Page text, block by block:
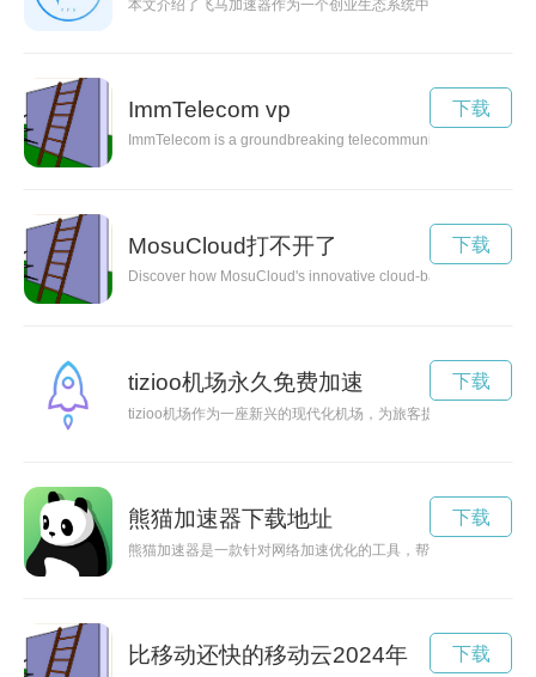
本文介绍了飞马加速器作为一个创业生态系统中的重要组成部
ImmTelecom vp
ImmTelecom is a groundbreaking telecommunications
下载
MosuCloud打不开了
Discover how MosuCloud's innovative cloud-based services
下载
tizioo机场永久免费加速
tizioo机场作为一座新兴的现代化机场，为旅客提供了便捷舒适
下载
熊猫加速器下载地址
熊猫加速器是一款针对网络加速优化的工具，帮助用户解决网
下载
比移动还快的移动云2024年 下载